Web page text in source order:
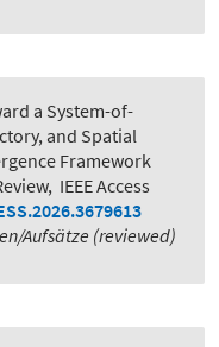
a System-of-
and Spatial
Framework
, IEEE Access
Aufsätze (reviewed)